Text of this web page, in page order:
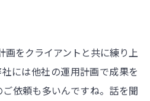
画をクライアントと共に練り上
には他社の運用計画で成果を
依頼も多いんですね。話を聞